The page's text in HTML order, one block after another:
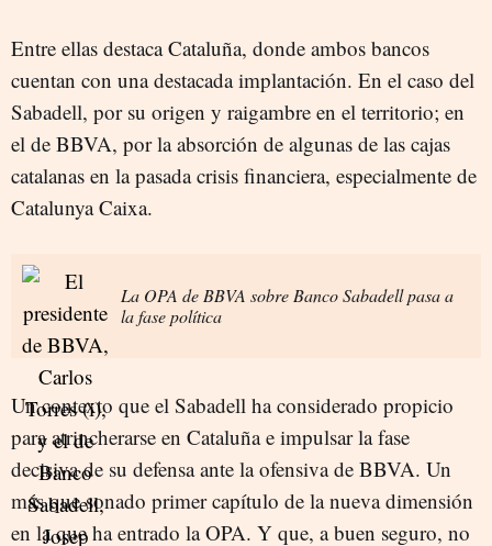
Entre ellas destaca Cataluña, donde ambos bancos
cuentan con una destacada implantación. En el caso del
Sabadell, por su origen y raigambre en el territorio; en
el de BBVA, por la absorción de algunas de las cajas
catalanas en la pasada crisis financiera, especialmente de
Catalunya Caixa.
La OPA de BBVA sobre Banco Sabadell pasa a
la fase política
Un contexto que el Sabadell ha considerado propicio
para atrincherarse en Cataluña e impulsar la fase
decisiva de su defensa ante la ofensiva de BBVA. Un
más que sonado primer capítulo de la nueva dimensión
en la que ha entrado la OPA. Y que, a buen seguro, no